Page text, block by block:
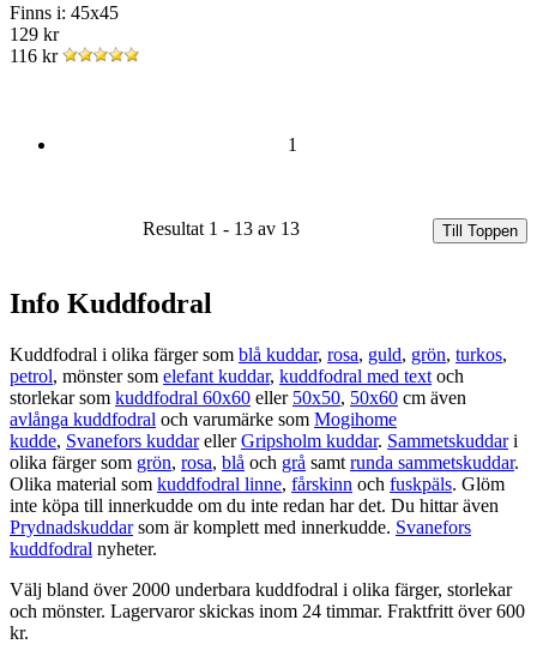
Finns i: 45x45
129 kr
116 kr
1
Resultat 1 - 13 av 13 Till Toppen
Info Kuddfodral
Kuddfodral i olika färger som blå kuddar, rosa, guld, grön, turkos,
petrol, mönster som elefant kuddar, kuddfodral med text och
storlekar som kuddfodral 60x60 eller 50x50, 50x60 cm även
avlånga kuddfodral och varumärke som Mogihome
kudde, Svanefors kuddarellerGripsholm kuddar. Sammetskuddari
olika färger som grön, rosa, blå och grå samt runda sammetskuddar.
Olika material som kuddfodral linne, fårskinn och fuskpäls. Glöm
inte köpa till innerkudde om du inte redan har det. Du hittar även
Prydnadskuddarsom är komplett med innerkudde. Svanefors
kuddfodral nyheter.
Välj bland över 2000 underbara kuddfodral i olika färger, storlekar
och mönster. Lagervaror skickas inom 24 timmar. Fraktfritt över 600
kr.